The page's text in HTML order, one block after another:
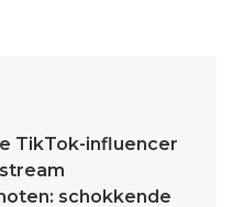
TikTok-influencer
schokkende